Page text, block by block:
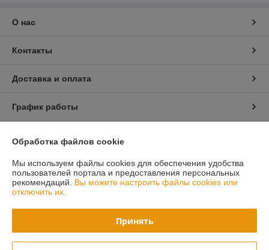
О нас
Контакты
Доставка и оплата
График работы
Политика обработки cookies
Сайт создан на платформе Deal.by
Обработка файлов cookie
Мы используем файлы cookies для обеспечения удобства
пользователей портала и предоставления персональных
рекомендаций. Вы можете настроить файлы cookies или
отключить их.
Принять